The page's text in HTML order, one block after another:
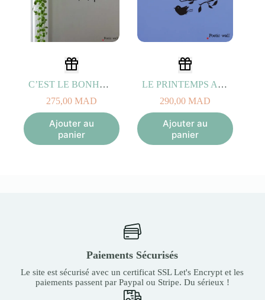
C’EST LE BONHEUR NOIR
275,00 MAD
Ajouter au
panier
LE PRINTEMPS ANTHRACITE
290,00 MAD
Ajouter au
panier
Paiements Sécurisés
Le site est sécurisé avec un certificat SSL Let's Encrypt et les
paiements passent par Paypal ou Stripe. Du sérieux !